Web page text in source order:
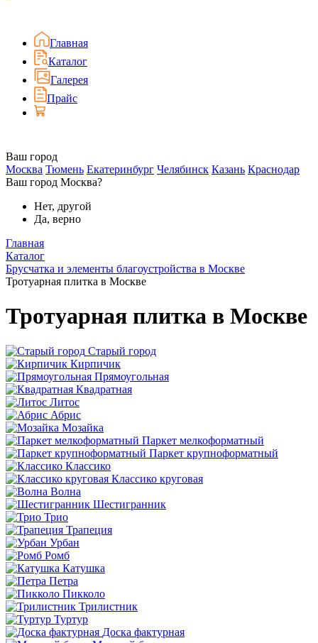
Главная
Каталог
Галерея
Прайс
Ваш город
Москва Тюмень Екатеринбург Челябинск Казань Краснодар
Ваш город Москва?
Нет, другой
Да, верно
Главная
Каталог
Брусчатка и элементы благоустройства в Москве
Тротуарная плитка в Москве
Тротуарная плитка в Москве
Старый город
Кирпичик
Прямоугольная
Квадратная
Литос
Абрис
Мозайка
Паркет мелкоформатный
Паркет крупноформатный
Классико
Классико круговая
Волна
Шестигранник
Трио
Трапеция
Урбан
Ромб
Катушка
Петра
Пикколо
Трилистник
Туртур
Доска фактурная